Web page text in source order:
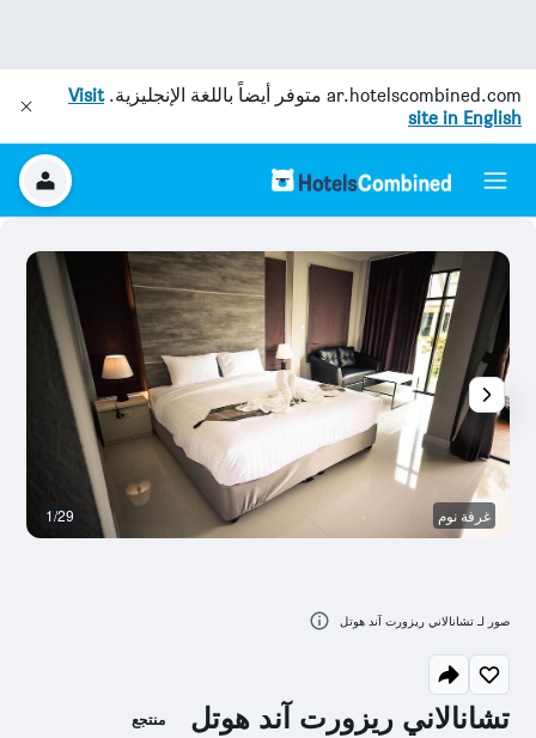
ar.hotelscombined.com متوفر أيضاً باللغة الإنجليزية.Visit
site in English
تشانالاني ريزورت آند هوتل منتجع
غرفة نوم 1/29
صور لـ تشانالاني ريزورت آند هوتل